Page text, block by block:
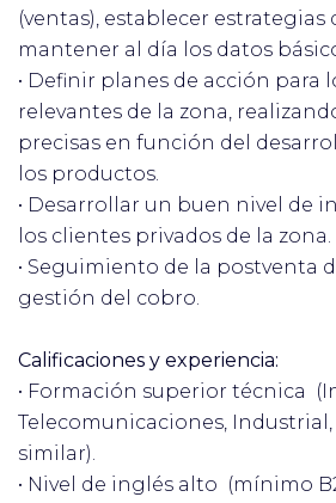
(ventas), establecer estrategias
mantener al día los datos
• Definir planes de acción para
relevantes de la zona,
precisas en función del
los productos.
• Desarrollar un buen nivel de
los clientes privados de la zona.
• Seguimiento de la postventa
gestión del cobro.
Calificaciones y experiencia:
• Formación superior técnica
Telecomunicaciones,
similar).
• Nivel de inglés alto (mínimo